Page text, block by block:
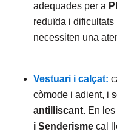
adequades per a
reduïda i dificultats
necessiten una
Vestuari i calçat:
còmode i adient, i
antilliscant. En les
i Senderisme cal